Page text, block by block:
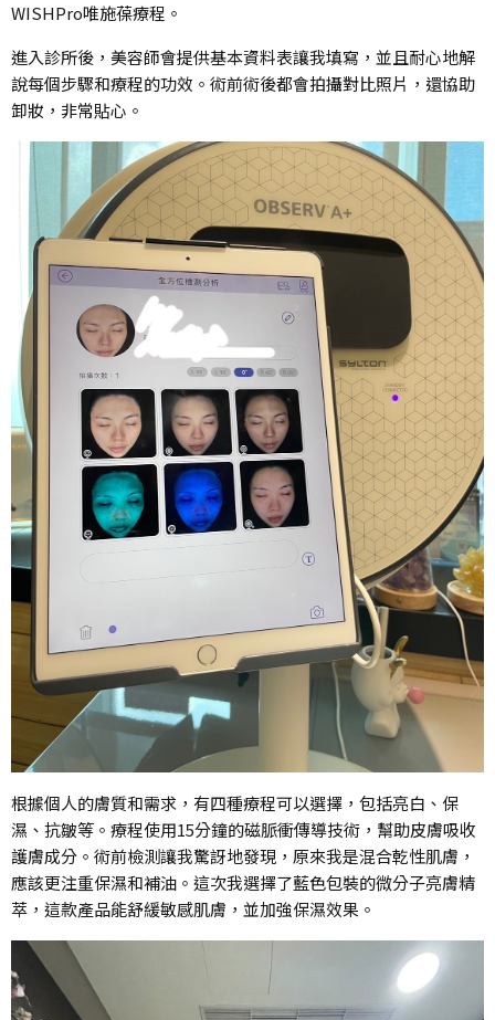
WISHPro唯施葆療程。
進入診所後，美容師會提供基本資料表讓我填寫，並且耐心地解
說每個步驟和療程的功效。術前術後都會拍攝對比照片，還協助
卸妝，非常貼心。
根據個人的膚質和需求，有四種療程可以選擇，包括亮白、保
濕、抗皺等。療程使用15分鐘的磁脈衝傳導技術，幫助皮膚吸收
護膚成分。術前檢測讓我驚訝地發現，原來我是混合乾性肌膚，
應該更注重保濕和補油。這次我選擇了藍色包裝的微分子亮膚精
萃，這款產品能舒緩敏感肌膚，並加強保濕效果。